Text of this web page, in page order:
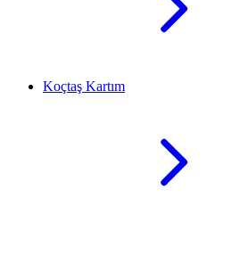
Koçtaş Kartım